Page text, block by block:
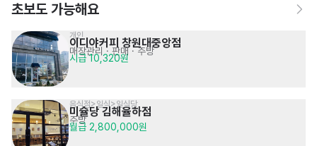
초보도 가능해요
개인
이디야커피 창원대중앙점
매장관리 · 판매· 주방
시급 10,320원
음식점>일식>일식당
미슐당 김해율하점
주방
월급 2,800,000원